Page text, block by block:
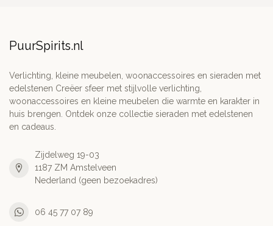
PuurSpirits.nl
Verlichting, kleine meubelen, woonaccessoires en sieraden met
edelstenen Creëer sfeer met stijlvolle verlichting,
woonaccessoires en kleine meubelen die warmte en karakter in
huis brengen. Ontdek onze collectie sieraden met edelstenen
en cadeaus.
Zijdelweg 19-03
1187 ZM Amstelveen
Nederland (geen bezoekadres)
06 45 77 07 89